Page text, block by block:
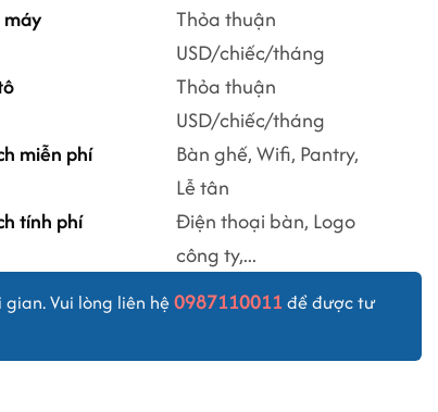
máy
Thỏa thuận
USD/chiếc/tháng
Thỏa thuận
USD/chiếc/tháng
miễn phí
Bàn ghế, Wifi, Pantry,
Lễ tân
tính phí
Điện thoại bàn, Logo
công ty,...
Vui lòng liên hệ0987110011để được tư